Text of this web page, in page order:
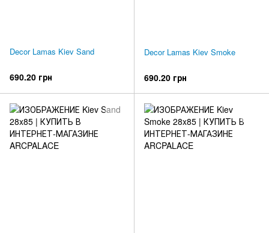
Decor Lamas Kiev Sand
690.20 грн
Decor Lamas Kiev Smoke
690.20 грн